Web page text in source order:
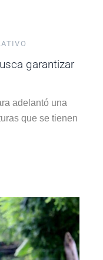
garantizar
adelantó una
que se tienen